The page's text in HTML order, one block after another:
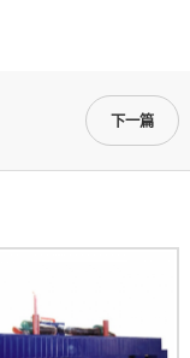
下一篇